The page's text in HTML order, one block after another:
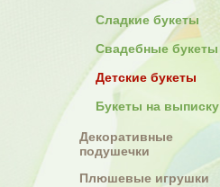
Сладкие букеты
Свадебные букеты
Детские букеты
Букеты на выписку
Декоративные
подушечки
Плюшевые игрушки